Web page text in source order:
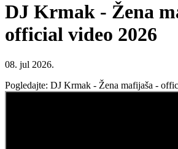
DJ Krmak - Žena
official video 2026
08. jul 2026.
Pogledajte: DJ Krmak - Žena mafijaša -